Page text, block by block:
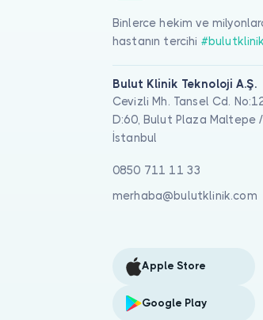
Binlerce hekim ve
hastanın tercihi #bulutklinik
Bulut Klinik Teknoloji A.Ş.
Cevizli Mh. Tansel Cd.
D:60, Bulut Plaza Maltepe /
İstanbul
0850 711 11 33
merhaba@bulutklinik.com
Apple Store
Google Play